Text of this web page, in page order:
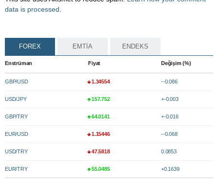
data is processed
FOREX EMTİA ENDEKS
Enstrüman Fiyat Değişim (%)
GBP/USD 1.34554 --0.086
USD/JPY 157.752 +-0.003
GBP/TRY 64.0141 +-0.016
EUR/USD 1.15446 --0.068
USD/TRY 47.5818 0.0853
EUR/TRY 55.0485 +0.1639